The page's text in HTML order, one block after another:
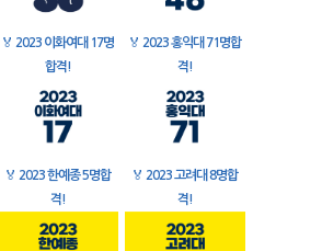
🏅 2023 이화여대 17명
합격!
🏅 2023 홍익대 71명합
격!
🏅 2023 한예종 5명합
격!
🏅 2023 고려대 8명합
격!